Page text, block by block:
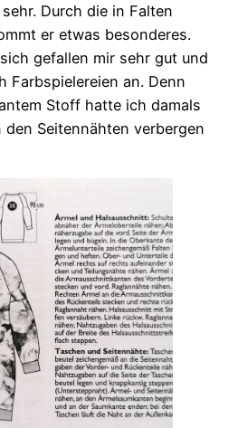
Durch die in Falten
er etwas besonderes.
gefallen mir sehr gut und
Farbspielereien an. Denn
Stoff hatte ich damals
Seitennähten verbergen